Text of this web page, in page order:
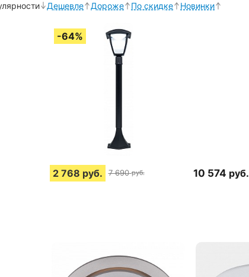
Дешевле Дороже По скидке Новинки
2 768 руб. 7 690 руб. 10 574 руб.